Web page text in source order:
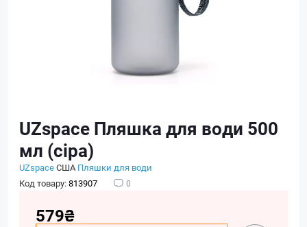
UZspace Пляшка для води 500
мл (сіра)
UZspaceСША Пляшки для води
Код товару:813907 0
579₴